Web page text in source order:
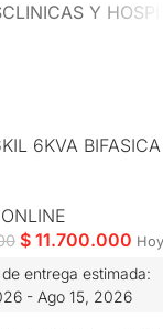
CLINICAS Y
6KVA BIFASICA
ONLINE
$ 11.700.000 Hoy
entrega estimada:
- Ago 15, 2026